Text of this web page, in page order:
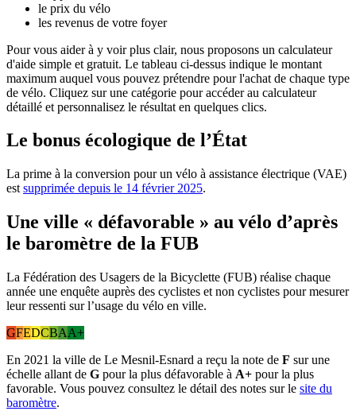
le prix du vélo
les revenus de votre foyer
Pour vous aider à y voir plus clair, nous proposons un calculateur
d'aide simple et gratuit. Le tableau ci-dessus indique le montant
maximum auquel vous pouvez prétendre pour l'achat de chaque type
de vélo. Cliquez sur une catégorie pour accéder au calculateur
détaillé et personnalisez le résultat en quelques clics.
Le bonus écologique de l’État
La prime à la conversion pour un vélo à assistance électrique (VAE)
est supprimée depuis le 14 février 2025.
Une ville « défavorable » au vélo d’après
le baromètre de la FUB
La Fédération des Usagers de la Bicyclette (FUB) réalise chaque
année une enquête auprès des cyclistes et non cyclistes pour mesurer
leur ressenti sur l’usage du vélo en ville.
GFEDCBAA+
En 2021 la ville de Le Mesnil-Esnard a reçu la note de F sur une
échelle allant de G pour la plus défavorable à A+ pour la plus
favorable. Vous pouvez consultez le détail des notes sur le site du
baromètre.